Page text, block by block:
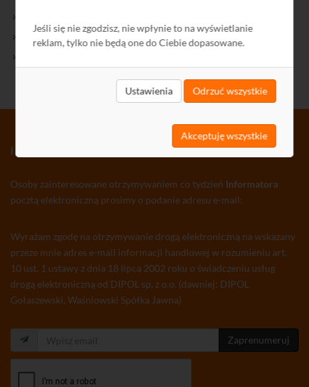
Jeśli się nie zgodzisz, nie wpłynie to na wyświetlanie
reklam, tylko nie będą one do Ciebie dopasowane.
Ustawienia Odrzuć wszystkie
Akceptuję wszystkie
Polityka Prywatności
INFORMATOR TV-SAT CCTV WLAN
Osoby zainteresowane otrzymywaniem co tydzień Informatora
pocztą elektroniczną prosimy o podanie adresu e-mail:
Wyrażam zgodę na otrzymywanie drogą elektroniczną na wskazany
przeze mnie adres e-mail informacji handlowej w rozumieniu art.
10 ust. 1 ustawy z dnia 18 lipca 2002 roku o świadczeniu usług
drogą elektroniczną od DIPOL sp. z o.o. (dawniej: DIPOL
Gołaszewski, Waśniowski Spółka Jawna)
Zaprenumeruj